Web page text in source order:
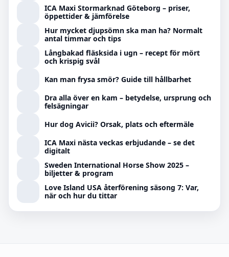
ICA Maxi Stormarknad Göteborg – priser,
öppettider & jämförelse
Hur mycket djupsömn ska man ha? Normalt
antal timmar och tips
Långbakad fläsksida i ugn – recept för mört
och krispig svål
Kan man frysa smör? Guide till hållbarhet
Dra alla över en kam – betydelse, ursprung och
felsägningar
Hur dog Avicii? Orsak, plats och eftermäle
ICA Maxi nästa veckas erbjudande – se det
digitalt
Sweden International Horse Show 2025 –
biljetter & program
Love Island USA återförening säsong 7: Var,
när och hur du tittar